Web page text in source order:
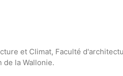
et Climat, Faculté
la Wallonie.